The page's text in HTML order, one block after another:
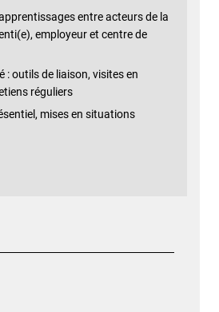
entre acteurs de la
employeur et centre de
: outils de liaison, visites en
réguliers
mises en situations